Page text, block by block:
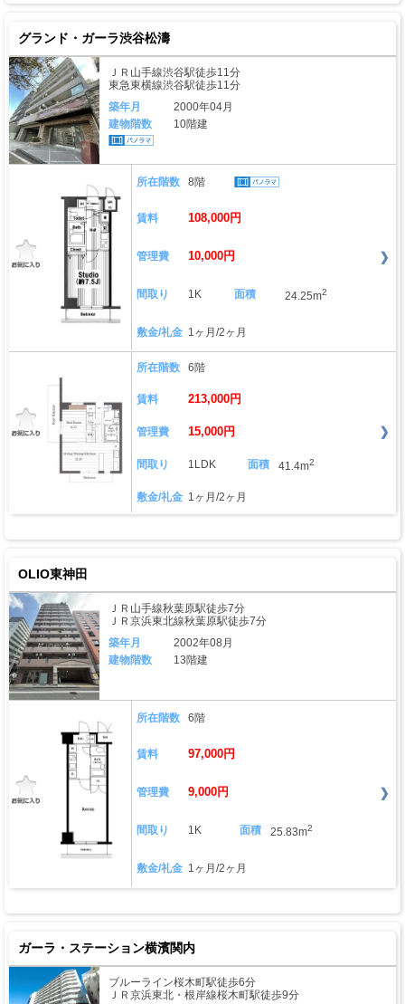
グランド・ガーラ渋谷松濤
ＪＲ山手線渋谷駅徒歩11分
東急東横線渋谷駅徒歩11分
築年月
2000年04月
建物階数
10階建
所在階数 8階
賃料 108,000円
管理費 10,000円
間取り 1K 面積 24.25m2
敷金/礼金 1ヶ月/2ヶ月
所在階数 6階
賃料 213,000円
管理費 15,000円
間取り 1LDK 面積 41.4m2
敷金/礼金 1ヶ月/2ヶ月
OLIO東神田
ＪＲ山手線秋葉原駅徒歩7分
ＪＲ京浜東北線秋葉原駅徒歩7分
築年月
2002年08月
建物階数
13階建
所在階数 6階
賃料 97,000円
管理費 9,000円
間取り 1K 面積 25.83m2
敷金/礼金 1ヶ月/2ヶ月
ガーラ・ステーション横濱関内
ブルーライン桜木町駅徒歩6分
ＪＲ京浜東北・根岸線桜木町駅徒歩9分